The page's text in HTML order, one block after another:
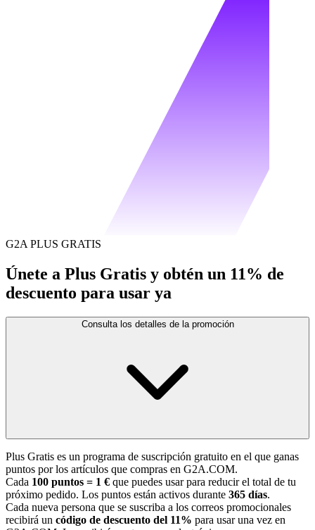
G2A PLUS GRATIS
Únete a Plus Gratis y obtén un 11% de
descuento para usar ya
Consulta los detalles de la promoción
Plus Gratis es un programa de suscripción gratuito en el que ganas
puntos por los artículos que compras en G2A.COM.
Cada 100 puntos = 1 € que puedes usar para reducir el total de tu
próximo pedido. Los puntos están activos durante 365 días.
Cada nueva persona que se suscriba a los correos promocionales
recibirá un código de descuento del 11% para usar una vez en